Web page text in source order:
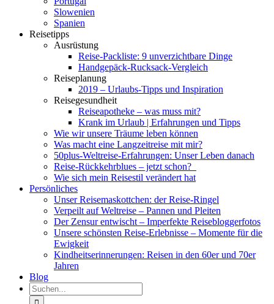
Slowenien
Spanien
Reisetipps
Ausrüstung
Reise-Packliste: 9 unverzichtbare Dinge
Handgepäck-Rucksack-Vergleich
Reiseplanung
2019 – Urlaubs-Tipps und Inspiration
Reisegesundheit
Reiseapotheke – was muss mit?
Krank im Urlaub | Erfahrungen und Tipps
Wie wir unsere Träume leben können
Was macht eine Langzeitreise mit mir?
50plus-Weltreise-Erfahrungen: Unser Leben danach
Reise-Rückkehrblues – jetzt schon?
Wie sich mein Reisestil verändert hat
Persönliches
Unser Reisemaskottchen: der Reise-Ringel
Verpeilt auf Weltreise – Pannen und Pleiten
Der Zensur entwischt – Imperfekte Reisebloggerfotos
Unsere schönsten Reise-Erlebnisse – Momente für die
Ewigkeit
Kindheitserinnerungen: Reisen in den 60er und 70er
Jahren
Blog
Suche
nach: